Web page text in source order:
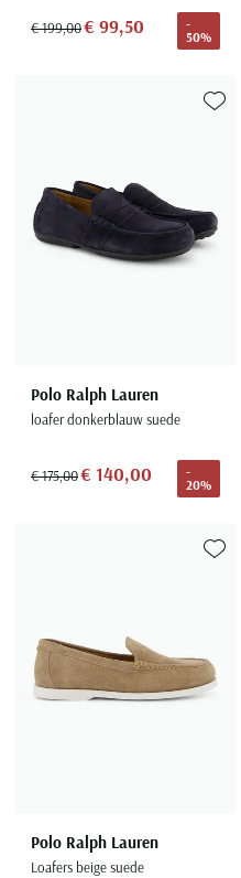
€ 199,00€ 99,50
-
50%
Polo Ralph Lauren
loafer donkerblauw suede
€ 175,00€ 140,00
-
20%
Polo Ralph Lauren
Loafers beige suede